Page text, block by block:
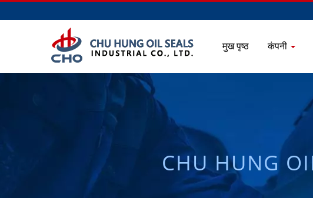
मुख पृष्ठ कंपनी
CHU HUNG